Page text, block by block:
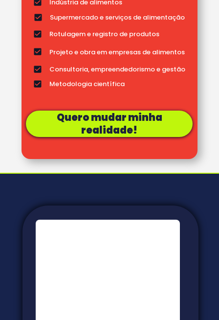
Indústria de alimentos
Supermercado e serviços de alimentação
Rotulagem e registro de produtos
Consultoria, empreendedorismo e gestão
Metodologia científica
Quero mudar minha
realidade!